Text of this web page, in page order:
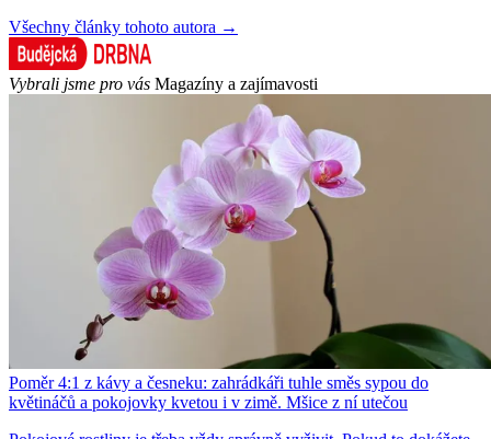
Všechny články tohoto autora →
Vybrali jsme pro vás Magazíny a zajímavosti
Poměr 4:1 z kávy a česneku: zahrádkáři tuhle směs sypou do
květináčů a pokojovky kvetou i v zimě. Mšice z ní utečou